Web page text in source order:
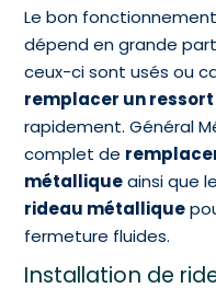
Le bon
dépend en grande
ceux-ci sont usés ou
remplacer un
rapidement. Général
complet de
métalliqueainsi que le
rideau métallique
fermeture fluides.
Installation de